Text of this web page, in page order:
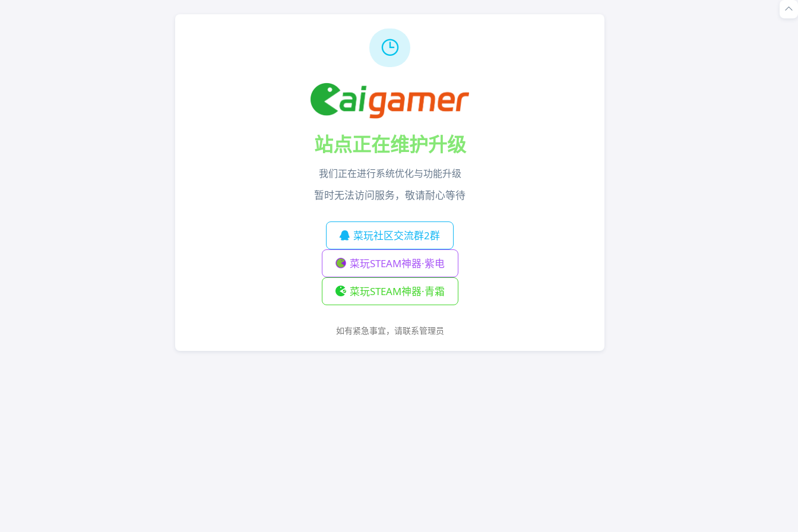
站点正在维护升级
我们正在进行系统优化与功能升级
暂时无法访问服务，敬请耐心等待
菜玩社区交流群2群
菜玩STEAM神器·紫电
菜玩STEAM神器·青霜
如有紧急事宜，请联系管理员